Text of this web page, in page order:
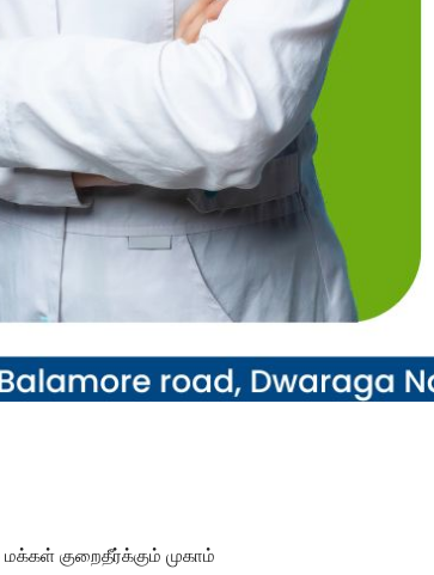
மக்கள் குறைதீர்க்கும் முகாம்